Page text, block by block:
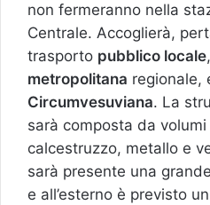
non fermeranno nella
Centrale. Accoglierà,
trasporto pubblico locale
metropolitana regionale,
Circumvesuviana. La
sarà composta da
calcestruzzo, metallo e
sarà presente una
e all’esterno è previsto